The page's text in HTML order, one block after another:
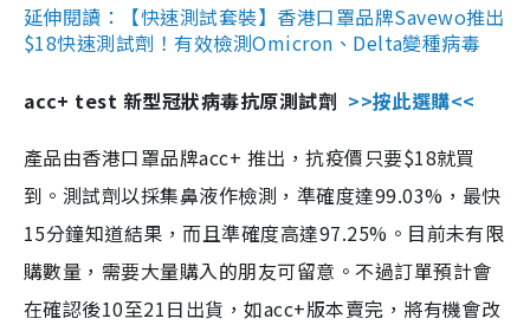
延伸閱讀：【快速測試套裝】香港口罩品牌Savewo推出
$18快速測試劑！有效檢測Omicron、Delta變種病毒
acc+ test 新型冠狀病毒抗原測試劑 >>按此選購<<
產品由香港口罩品牌acc+ 推出，抗疫價只要$18就買
到。測試劑以採集鼻液作檢測，準確度達99.03%，最快
15分鐘知道結果，而且準確度高達97.25%。目前未有限
購數量，需要大量購入的朋友可留意。不過訂單預計會
在確認後10至21日出貨，如acc+版本賣完，將有機會改